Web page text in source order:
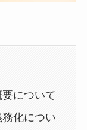
について
化につい